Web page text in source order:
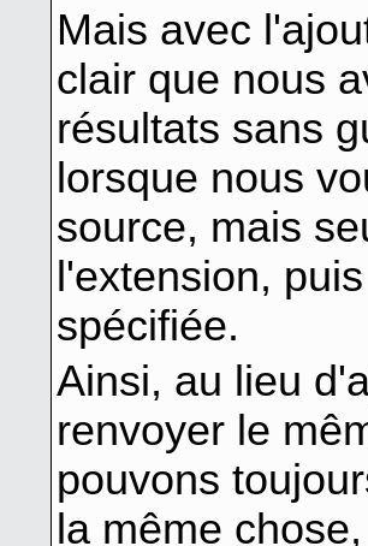
Mais avec
clair que nous
résultats sans
lorsque nous
source, mais
l'extension,
spécifiée.
Ainsi, au lieu
renvoyer le
pouvons
la même